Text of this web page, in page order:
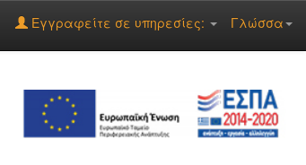
Γλώσσα
Εγγραφείτε σε υπηρεσίες: